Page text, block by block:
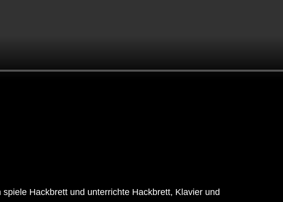
Hackbrett und unterrichte Hackbrett, Klavier und